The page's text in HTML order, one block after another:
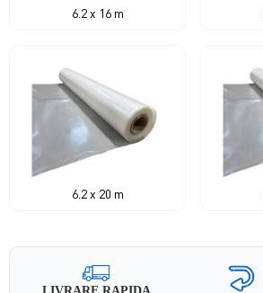
6.2 x 16 m
6.2 x 20 m
LIVRARE RAPIDA